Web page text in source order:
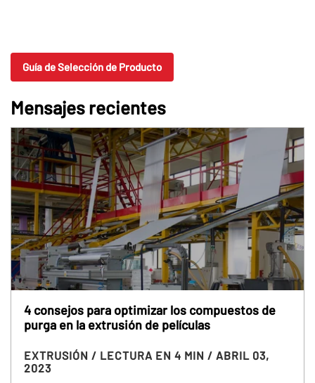
Guía de Selección de Producto
Mensajes recientes
4 consejos para optimizar los compuestos de
purga en la extrusión de películas
EXTRUSIÓN / LECTURA EN 4 MIN / ABRIL 03,
2023